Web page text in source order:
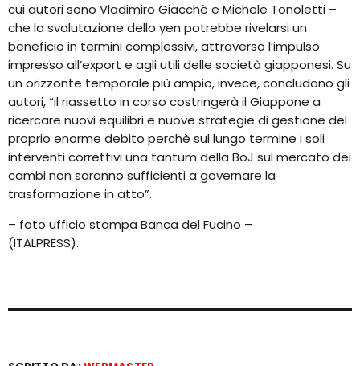
cui autori sono Vladimiro Giacchè e Michele Tonoletti –
che la svalutazione dello yen potrebbe rivelarsi un
beneficio in termini complessivi, attraverso l’impulso
impresso all’export e agli utili delle società giapponesi. Su
un orizzonte temporale più ampio, invece, concludono gli
autori, “il riassetto in corso costringerà il Giappone a
ricercare nuovi equilibri e nuove strategie di gestione del
proprio enorme debito perchè sul lungo termine i soli
interventi correttivi una tantum della BoJ sul mercato dei
cambi non saranno sufficienti a governare la
trasformazione in atto”.
– foto ufficio stampa Banca del Fucino –
(ITALPRESS).